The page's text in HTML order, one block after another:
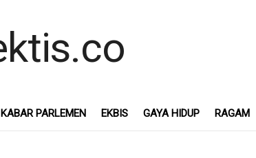
KABAR PARLEMEN EKBIS GAYA HIDUP RAGAM